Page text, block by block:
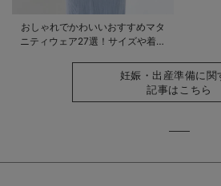
おしゃれでかわいいおすすめマタ
ニティウェア27選！サイズや着る
妊娠・出産準備に関
記事はこちら